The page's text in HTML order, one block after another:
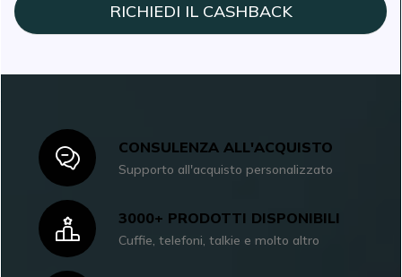
RICHIEDI IL CASHBACK
IconCONSULENZA ALL'ACQUISTO
Supporto all'acquisto personalizzato
Icon3000+ PRODOTTI DISPONIBILI
Cuffie, telefoni, talkie e molto altro